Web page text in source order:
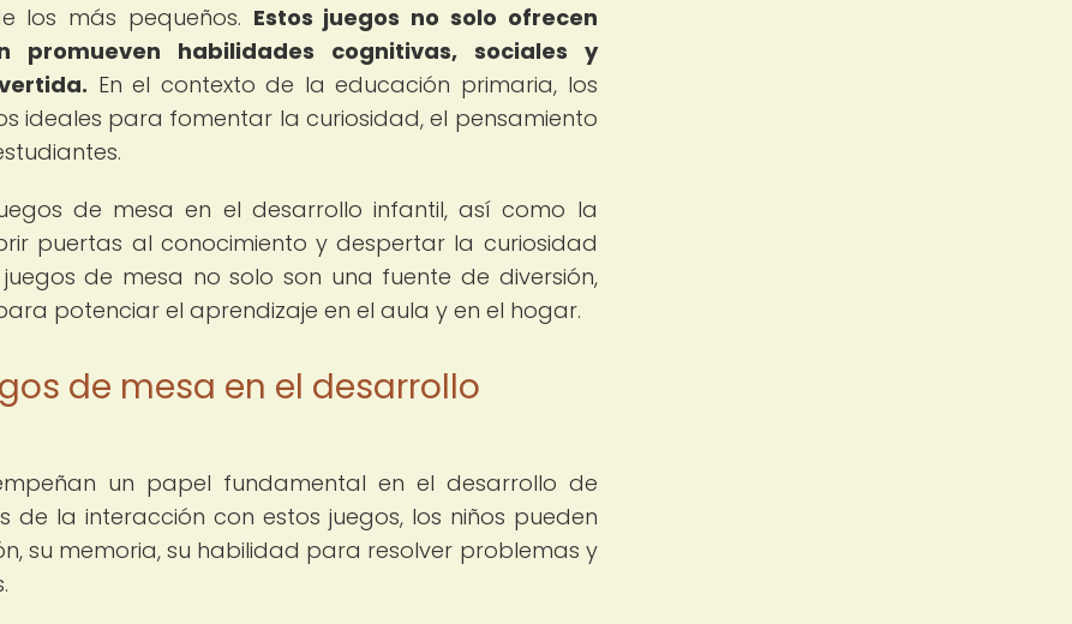
los más pequeños. Estos juegos no solo ofrecen
promueven habilidades cognitivas, sociales y
En el contexto de la educación primaria, los
ideales para fomentar la curiosidad, el pensamiento
de mesa en el desarrollo infantil, así como la
puertas al conocimiento y despertar la curiosidad
de mesa no solo son una fuente de diversión,
potenciar el aprendizaje en el aula y en el hogar.
de mesa en el desarrollo
un papel fundamental en el desarrollo de
de la interacción con estos juegos, los niños pueden
su memoria, su habilidad para resolver problemas y